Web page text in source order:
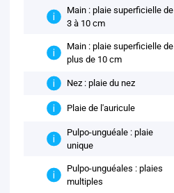
Main : plaie superficielle de
3 à 10 cm
Main : plaie superficielle de
plus de 10 cm
Nez : plaie du nez
Plaie de l'auricule
Pulpo-unguéale : plaie
unique
Pulpo-unguéales : plaies
multiples